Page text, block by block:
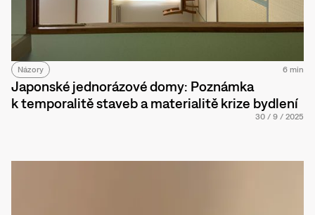
Názory 6 min
Japonské jednorázové domy: Poznámka
k temporalitě staveb a materialitě krize bydlení
30 / 9 / 2025